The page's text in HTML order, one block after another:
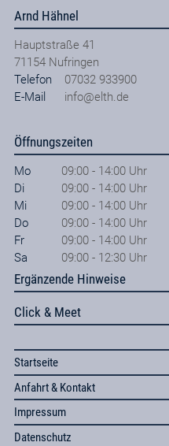
Arnd Hähnel
Hauptstraße 41
71154 Nufringen
Telefon
07032 933900
E-Mail
info@elth.de
Öffnungszeiten
Mo
09:00 - 14:00 Uhr
Di
09:00 - 14:00 Uhr
Mi
09:00 - 14:00 Uhr
Do
09:00 - 14:00 Uhr
Fr
09:00 - 14:00 Uhr
Sa
09:00 - 12:30 Uhr
Ergänzende Hinweise
Click & Meet
Startseite
Anfahrt & Kontakt
Impressum
Datenschutz